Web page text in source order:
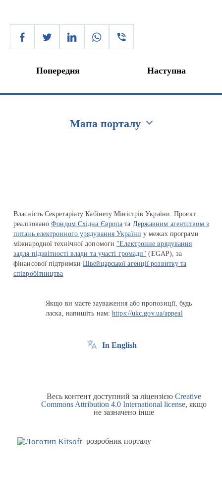
Попередня Наступна
Мапа порталу
Власність Секретаріату Кабінету Міністрів України. Проєкт
реалізованоФондом Східна Європа та Державним агентством з
питань електронного урядування України у межах програми
міжнародної технічної допомоги "Електронне врядування
задля підзвітності влади та участі громади" (EGAP), за
фінансової підтримкиШвейцарської агенції розвитку та
співробітництва
Якщо ви маєте зауваження або пропозиції, будь
ласка, напишіть нам:https://ukc.gov.ua/appeal
In English
Весь контент доступний за ліцензією Creative
Commons Attribution 4.0 International license, якщо
не зазначено інше
розробник порталу